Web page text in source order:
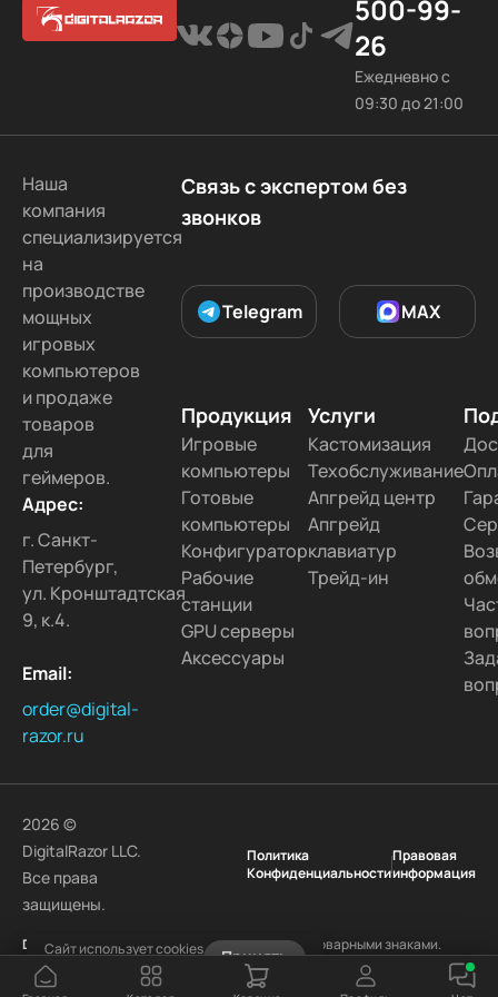
500-99-
26
Ежедневно с
09:30 до 21:00
Наша
компания
специализируется
на
производстве
мощных
игровых
компьютеров
и продаже
товаров
для
геймеров.
Адрес:
г. Санкт-
Петербург,
ул. Кронштадтская
9, к.4.
Email:
order@digital-
razor.ru
Связь с экспертом без
звонков
Telegram MAX
Продукция
Игровые
компьютеры
Готовые
компьютеры
Конфигуратор
Рабочие
станции
GPU серверы
Аксессуары
Услуги
Кастомизация
Техобслуживание
Апгрейд центр
Апгрейд
клавиатур
Трейд-ин
2026 ©
DigitalRazor LLC.
Все права
защищены.
Политика
Конфиденциальности
Правовая
информация
DigitalRazorи логотипDigitalRazorявляются товарными знаками.
Другие наименования и товарные знаки являются собственностью
своих законных владельцев.
Сайт использует cookies
Узнать подробнее
Принять